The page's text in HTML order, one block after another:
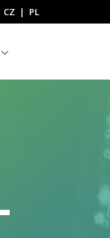
CZ | PL